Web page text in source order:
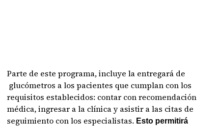
Parte de este programa, incluye la entregará de
glucómetros a los pacientes que cumplan con los
requisitos establecidos: contar con recomendación
médica, ingresar a la clínica y asistir a las citas de
seguimiento con los especialistas. Esto permitirá